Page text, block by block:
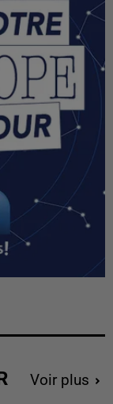
Voir plus